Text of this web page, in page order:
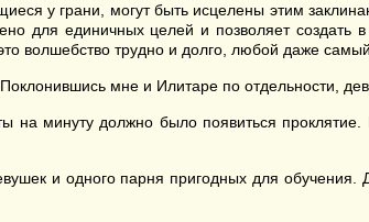
у грани, могут быть исцелены этим
для единичных целей и позволяет создать
волшебство трудно и долго, любой даже
мне и Илитаре по отдельности,
на минуту должно было появиться
и одного парня пригодных для